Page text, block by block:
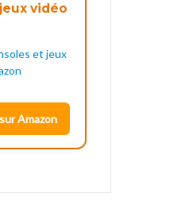
vidéo
Amazon